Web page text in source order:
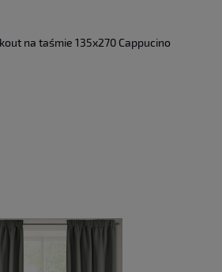
na taśmie 135x270 Cappucino